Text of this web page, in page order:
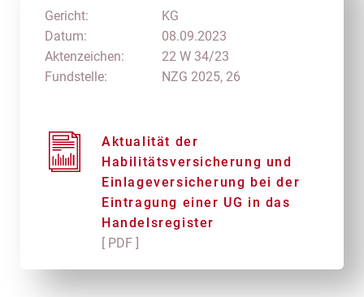
Gericht:
Datum:
Aktenzeichen:
Fundstelle:
KG
08.09.2023
22 W 34/23
NZG 2025, 26
Aktualität der
Habilitätsversicherung und
Einlageversicherung bei der
Eintragung einer UG in das
Handelsregister
[ PDF ]